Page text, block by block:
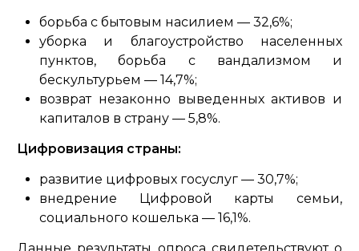
борьба с бытовым насилием — 32,6%;
уборка и благоустройство населенных
пунктов, борьба с вандализмом и
бескультурьем — 14,7%;
возврат незаконно выведенных активов и
капиталов в страну — 5,8%.
Цифровизация страны:
развитие цифровых госуслуг — 30,7%;
внедрение Цифровой карты семьи,
социального кошелька — 16,1%.
Данные результаты опроса свидетельствуют о